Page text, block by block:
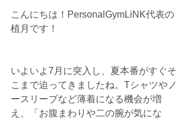
こんにちは！PersonalGymLiNK代表の
植月です！
いよいよ7月に突入し、夏本番がすぐそ
こまで迫ってきましたね。Tシャツやノ
ースリーブなど薄着になる機会が増
え、「お腹まわりや二の腕が気にな